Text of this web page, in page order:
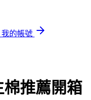
我的帳號
推薦開箱